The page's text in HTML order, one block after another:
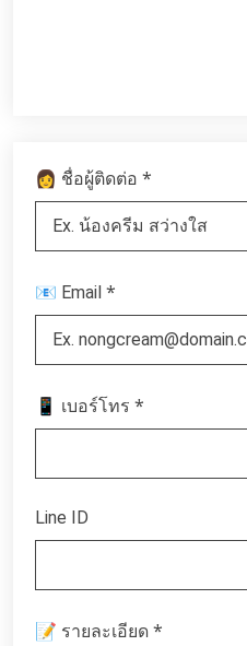
👩 ชื่อผู้ติดต่อ *
📧 Email *
📱 เบอร์โทร *
Line ID
📝 รายละเอียด *